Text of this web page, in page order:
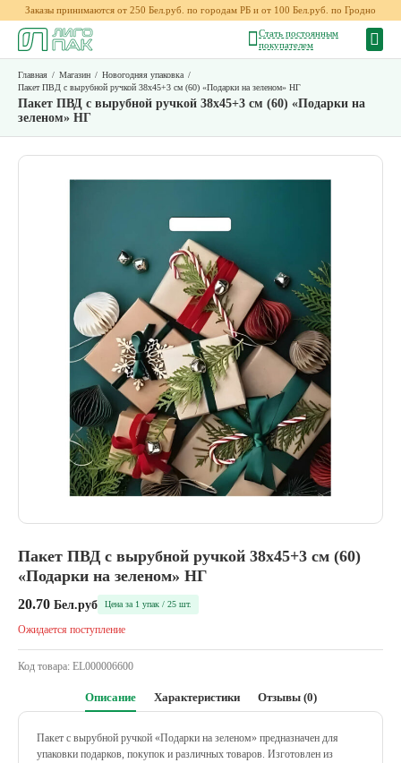
Заказы принимаются от 250 Бел.руб. по городам РБ и от 100 Бел.руб. по Гродно
Стать постоянным
покупателем
Главная / Магазин / Новогодняя упаковка /
Пакет ПВД с вырубной ручкой 38х45+3 см (60) «Подарки на зеленом» НГ
Пакет ПВД с вырубной ручкой 38х45+3 см (60) «Подарки на
зеленом» НГ
Пакет ПВД с вырубной ручкой 38х45+3 см (60)
«Подарки на зеленом» НГ
20.70 Бел.руб Цена за 1 упак / 25 шт.
Ожидается поступление
Код товара: EL000006600
Описание Характеристики Отзывы (0)
Пакет с вырубной ручкой «Подарки на зеленом» предназначен для
упаковки подарков, покупок и различных товаров. Изготовлен из